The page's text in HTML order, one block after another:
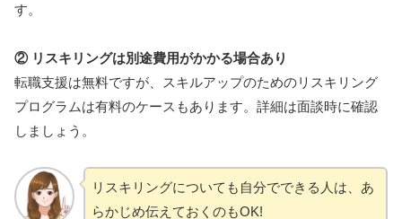
す。
② リスキリングは別途費用がかかる場合あり
転職支援は無料ですが、スキルアップのためのリスキリング
プログラムは有料のケースもあります。詳細は面談時に確認
しましょう。
リスキリングについても自分でできる人は、あ
らかじめ伝えておくのもOK!